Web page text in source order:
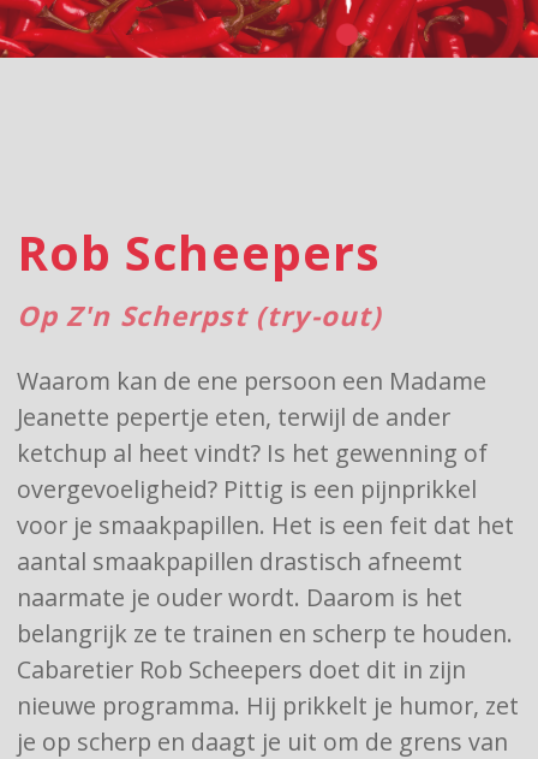
Rob Scheepers
Op Z'n Scherpst (try-out)
Waarom kan de ene persoon een Madame
Jeanette pepertje eten, terwijl de ander
ketchup al heet vindt? Is het gewenning of
overgevoeligheid? Pittig is een pijnprikkel
voor je smaakpapillen. Het is een feit dat het
aantal smaakpapillen drastisch afneemt
naarmate je ouder wordt. Daarom is het
belangrijk ze te trainen en scherp te houden.
Cabaretier Rob Scheepers doet dit in zijn
nieuwe programma. Hij prikkelt je humor, zet
je op scherp en daagt je uit om de grens van